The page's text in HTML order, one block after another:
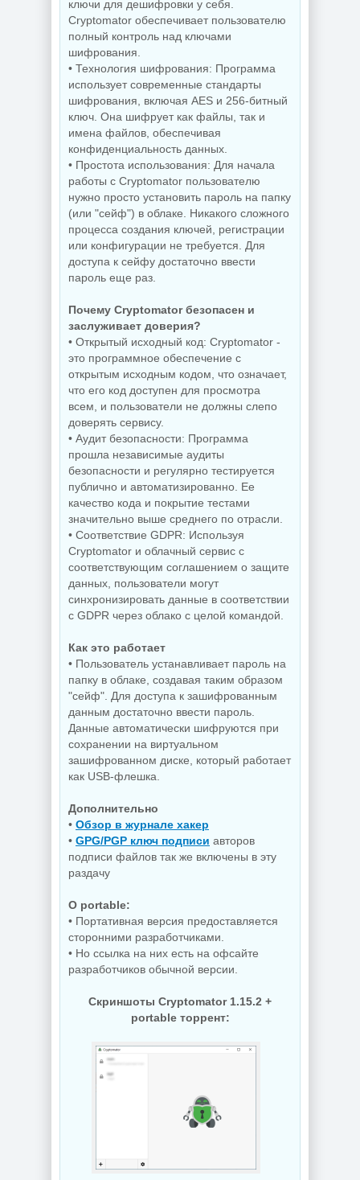
ключи для дешифровки у себя.
Cryptomator обеспечивает пользователю
полный контроль над ключами
шифрования.
• Технология шифрования: Программа
использует современные стандарты
шифрования, включая AES и 256-битный
ключ. Она шифрует как файлы, так и
имена файлов, обеспечивая
конфиденциальность данных.
• Простота использования: Для начала
работы с Cryptomator пользователю
нужно просто установить пароль на папку
(или "сейф") в облаке. Никакого сложного
процесса создания ключей, регистрации
или конфигурации не требуется. Для
доступа к сейфу достаточно ввести
пароль еще раз.
Почему Cryptomator безопасен и
заслуживает доверия?
• Открытый исходный код: Cryptomator -
это программное обеспечение с
открытым исходным кодом, что означает,
что его код доступен для просмотра
всем, и пользователи не должны слепо
доверять сервису.
• Аудит безопасности: Программа
прошла независимые аудиты
безопасности и регулярно тестируется
публично и автоматизированно. Ее
качество кода и покрытие тестами
значительно выше среднего по отрасли.
• Соответствие GDPR: Используя
Cryptomator и облачный сервис с
соответствующим соглашением о защите
данных, пользователи могут
синхронизировать данные в соответствии
с GDPR через облако с целой командой.
Как это работает
• Пользователь устанавливает пароль на
папку в облаке, создавая таким образом
"сейф". Для доступа к зашифрованным
данным достаточно ввести пароль.
Данные автоматически шифруются при
сохранении на виртуальном
зашифрованном диске, который работает
как USB-флешка.
Дополнительно
• Обзор в журнале хакер
• GPG/PGP ключ подписи авторов
подписи файлов так же включены в эту
раздачу
O portable:
• Портативная версия предоставляется
сторонними разработчиками.
• Но ссылка на них есть на офсайте
разработчиков обычной версии.
Скриншоты Cryptomator 1.15.2 +
portable торрент: